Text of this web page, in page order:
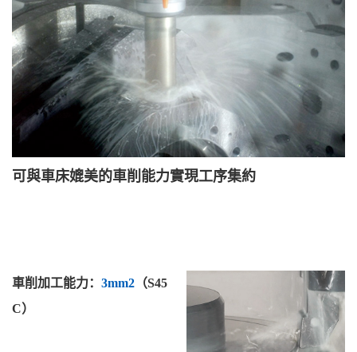
可與車床媲美的車削能力實現工序集約
車削加工能力： 3mm2 （S45
C）